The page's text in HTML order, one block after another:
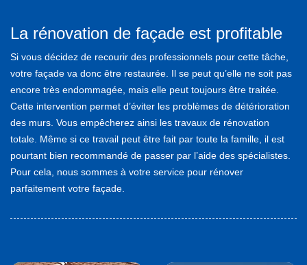
La rénovation de façade est profitable
Si vous décidez de recourir des professionnels pour cette tâche,
votre façade va donc être restaurée. Il se peut qu’elle ne soit pas
encore très endommagée, mais elle peut toujours être traitée.
Cette intervention permet d’éviter les problèmes de détérioration
des murs. Vous empêcherez ainsi les travaux de rénovation
totale. Même si ce travail peut être fait par toute la famille, il est
pourtant bien recommandé de passer par l’aide des spécialistes.
Pour cela, nous sommes à votre service pour rénover
parfaitement votre façade.